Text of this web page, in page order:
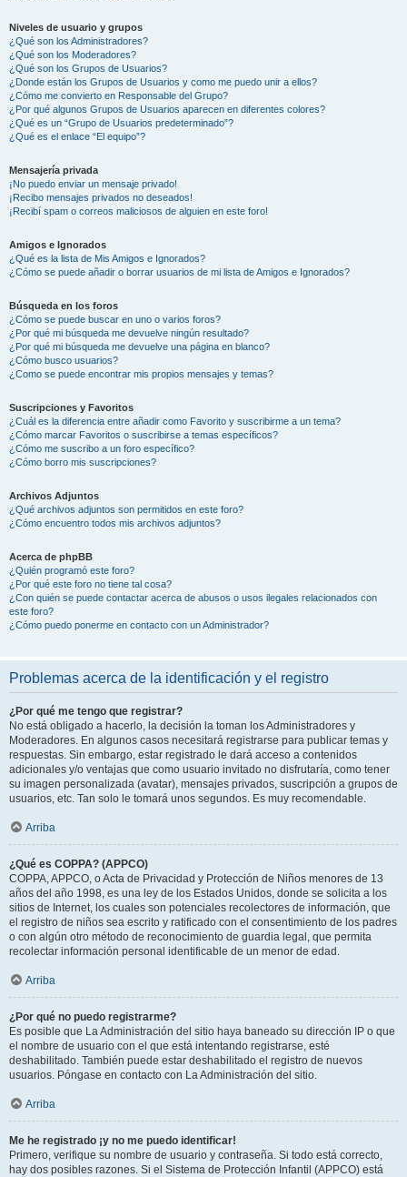
Niveles de usuario y grupos
¿Qué son los Administradores?
¿Qué son los Moderadores?
¿Qué son los Grupos de Usuarios?
¿Donde están los Grupos de Usuarios y como me puedo unir a ellos?
¿Cómo me convierto en Responsable del Grupo?
¿Por qué algunos Grupos de Usuarios aparecen en diferentes colores?
¿Qué es un “Grupo de Usuarios predeterminado”?
¿Qué es el enlace “El equipo”?
Mensajería privada
¡No puedo enviar un mensaje privado!
¡Recibo mensajes privados no deseados!
¡Recibí spam o correos maliciosos de alguien en este foro!
Amigos e Ignorados
¿Qué es la lista de Mis Amigos e Ignorados?
¿Cómo se puede añadir o borrar usuarios de mi lista de Amigos e Ignorados?
Búsqueda en los foros
¿Cómo se puede buscar en uno o varios foros?
¿Por qué mi búsqueda me devuelve ningún resultado?
¿Por qué mi búsqueda me devuelve una página en blanco?
¿Cómo busco usuarios?
¿Como se puede encontrar mis propios mensajes y temas?
Suscripciones y Favoritos
¿Cuál es la diferencia entre añadir como Favorito y suscribirme a un tema?
¿Cómo marcar Favoritos o suscribirse a temas específicos?
¿Cómo me suscribo a un foro específico?
¿Cómo borro mis suscripciones?
Archivos Adjuntos
¿Qué archivos adjuntos son permitidos en este foro?
¿Cómo encuentro todos mis archivos adjuntos?
Acerca de phpBB
¿Quién programó este foro?
¿Por qué este foro no tiene tal cosa?
¿Con quién se puede contactar acerca de abusos o usos ilegales relacionados con
este foro?
¿Cómo puedo ponerme en contacto con un Administrador?
Problemas acerca de la identificación y el registro
¿Por qué me tengo que registrar?
No está obligado a hacerlo, la decisión la toman los Administradores y
Moderadores. En algunos casos necesitará registrarse para publicar temas y
respuestas. Sin embargo, estar registrado le dará acceso a contenidos
adicionales y/o ventajas que como usuario invitado no disfrutaría, como tener
su imagen personalizada (avatar), mensajes privados, suscripción a grupos de
usuarios, etc. Tan solo le tomará unos segundos. Es muy recomendable.
Arriba
¿Qué es COPPA? (APPCO)
COPPA, APPCO, o Acta de Privacidad y Protección de Niños menores de 13
años del año 1998, es una ley de los Estados Unidos, donde se solicita a los
sitios de Internet, los cuales son potenciales recolectores de información, que
el registro de niños sea escrito y ratificado con el consentimiento de los padres
o con algún otro método de reconocimiento de guardia legal, que permita
recolectar información personal identificable de un menor de edad.
Arriba
¿Por qué no puedo registrarme?
Es posible que La Administración del sitio haya baneado su dirección IP o que
el nombre de usuario con el que está intentando registrarse, esté
deshabilitado. También puede estar deshabilitado el registro de nuevos
usuarios. Póngase en contacto con La Administración del sitio.
Arriba
Me he registrado ¡y no me puedo identificar!
Primero, verifique su nombre de usuario y contraseña. Si todo está correcto,
hay dos posibles razones. Si el Sistema de Protección Infantil (APPCO) está